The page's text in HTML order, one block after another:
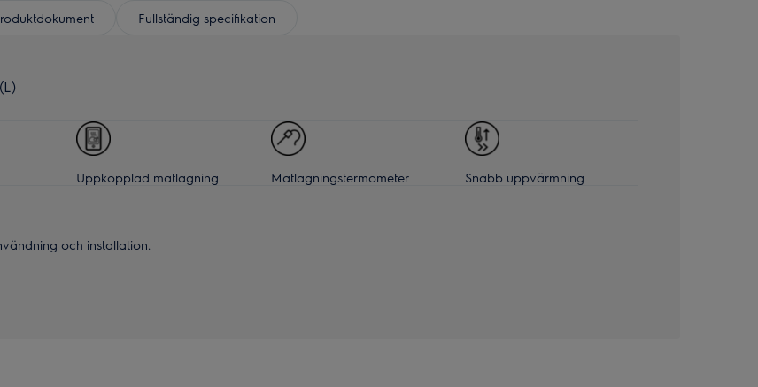
Fullständig specifikation
Uppkopplad matlagning Matlagningstermometer Snabb uppvärmning
och installation.